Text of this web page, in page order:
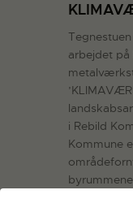
arbejdet på
i Rebild
Kommune